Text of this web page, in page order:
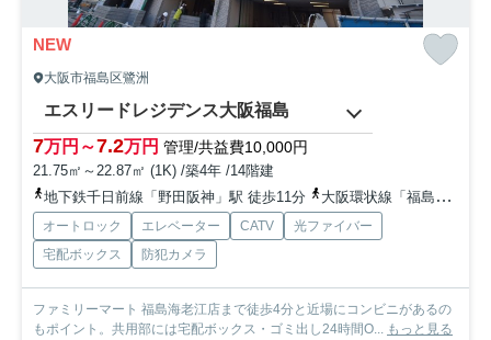
NEW
大阪市福島区鷺洲
エスリードレジデンス大阪福島
7万円～7.2万円 管理/共益費10,000円
21.75㎡～22.87㎡ (1K) /築4年 /14階建
地下鉄千日前線「野田阪神」駅 徒歩11分
大阪環状線「福島」駅 徒歩12分
オートロック エレベーター CATV
光ファイバー
宅配ボックス
防犯カメラ
ファミリーマート 福島海老江店まで徒歩4分と近場にコンビニがあるの
もポイント。共用部には宅配ボックス・ゴミ出し24時間O...
もっと見る